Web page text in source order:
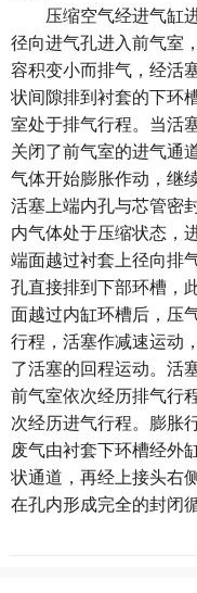
压缩空气经进气缸
径向进气孔进入前气室
容积变小而排气，经活
状间隙排到衬套的下环
室处于排气行程。当活
关闭了前气室的进气通
气体开始膨胀作动，继
活塞上端内孔与芯管密
内气体处于压缩状态，
端面越过衬套上径向排
孔直接排到下部环槽，
面越过内缸环槽后，压
行程，活塞作减速运动
了活塞的回程运动。活
前气室依次经历排气行
次经历进气行程。膨胀
废气由衬套下环槽经外
状通道，再经上接头右
在孔内形成完全的封闭循